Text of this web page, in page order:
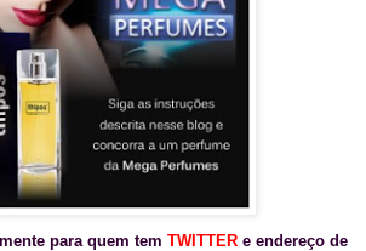
para quem tem TWITTERe endereço de